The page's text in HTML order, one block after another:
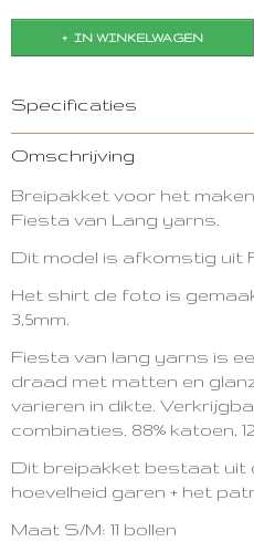
IN WINKELWAGEN
Specificaties
Omschrijving
Breipakket voor het
Fiesta van Lang yarns.
Dit model is afkomstig uit
Het shirt de foto is
3,5mm.
Fiesta van lang yarns is
draad met matten en
varieren in dikte.
combinaties. 88% katoen,
Dit breipakket bestaat uit
hoevelheid garen + het
Maat S/M: 11 bollen